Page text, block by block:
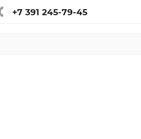
+7 391 245-79-45